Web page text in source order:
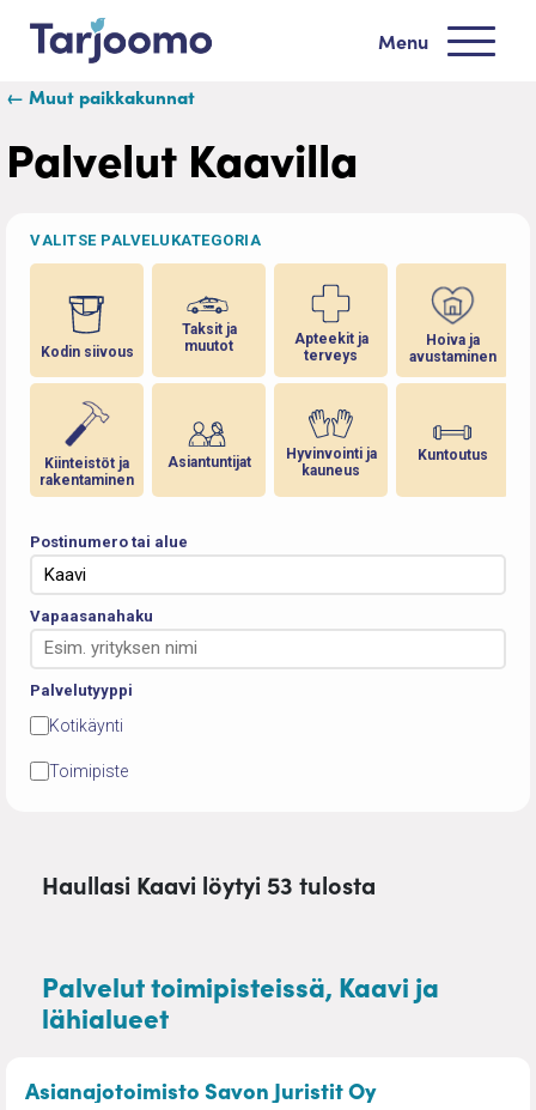
Siirry sisältöön
Tarjoomo etusivu
Menu
← Muut paikkakunnat
Palvelut Kaavilla
VALITSE PALVELUKATEGORIA
Kodin siivous
Kiinteistöt ja
rakentaminen
Taksit ja
muutot
Asiantuntijat
Apteekit ja
terveys
Hyvinvointi ja
kauneus
Hoiva ja
avustaminen
Kuntoutus
Postinumero tai alue
Vapaasanahaku
Palvelutyyppi
Kotikäynti
Toimipiste
Haullasi Kaavi löytyi 53 tulosta
Palvelut toimipisteissä, Kaavi ja
lähialueet
Asianajotoimisto Savon Juristit Oy– Testamentit